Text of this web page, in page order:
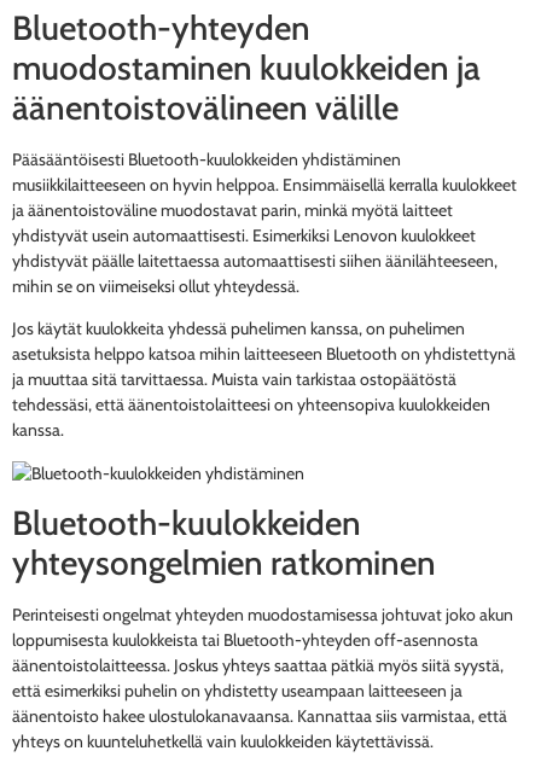
Bluetooth-yhteyden
muodostaminen kuulokkeiden ja
äänentoistovälineen välille
Pääsääntöisesti Bluetooth-kuulokkeiden yhdistäminen
musiikkilaitteeseen on hyvin helppoa. Ensimmäisellä kerralla kuulokkeet
ja äänentoistoväline muodostavat parin, minkä myötä laitteet
yhdistyvät usein automaattisesti. Esimerkiksi Lenovon kuulokkeet
yhdistyvät päälle laitettaessa automaattisesti siihen äänilähteeseen,
mihin se on viimeiseksi ollut yhteydessä.
Jos käytät kuulokkeita yhdessä puhelimen kanssa, on puhelimen
asetuksista helppo katsoa mihin laitteeseen Bluetooth on yhdistettynä
ja muuttaa sitä tarvittaessa. Muista vain tarkistaa ostopäätöstä
tehdessäsi, että äänentoistolaitteesi on yhteensopiva kuulokkeiden
kanssa.
Bluetooth-kuulokkeiden
yhteysongelmien ratkominen
Perinteisesti ongelmat yhteyden muodostamisessa johtuvat joko akun
loppumisesta kuulokkeista tai Bluetooth-yhteyden off-asennosta
äänentoistolaitteessa. Joskus yhteys saattaa pätkiä myös siitä syystä,
että esimerkiksi puhelin on yhdistetty useampaan laitteeseen ja
äänentoisto hakee ulostulokanavaansa. Kannattaa siis varmistaa, että
yhteys on kuunteluhetkellä vain kuulokkeiden käytettävissä.